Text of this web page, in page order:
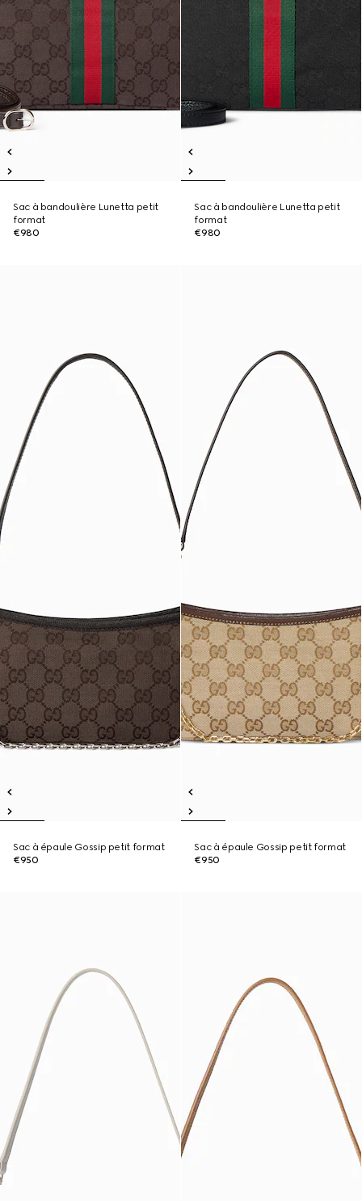
Sac à bandoulière Lunetta petit
format
€980
Sac à bandoulière Lunetta petit
format
€980
Sac à épaule Gossip petit format
€950
Sac à épaule Gossip petit format
€950